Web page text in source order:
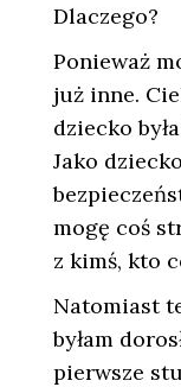
Dlaczego?
Ponieważ
już inne.
dziecko
Jako
mogę coś
z kimś, kto
Natomiast
byłam
pierwsze